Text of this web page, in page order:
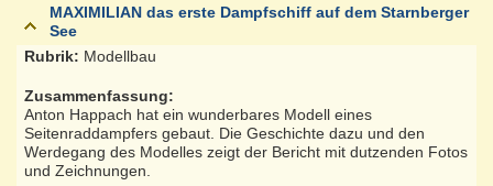
MAXIMILIAN das erste Dampfschiff auf dem Starnberger
See
Rubrik: Modellbau
Zusammenfassung:
Anton Happach hat ein wunderbares Modell eines
Seitenraddampfers gebaut. Die Geschichte dazu und den
Werdegang des Modelles zeigt der Bericht mit dutzenden Fotos
und Zeichnungen.